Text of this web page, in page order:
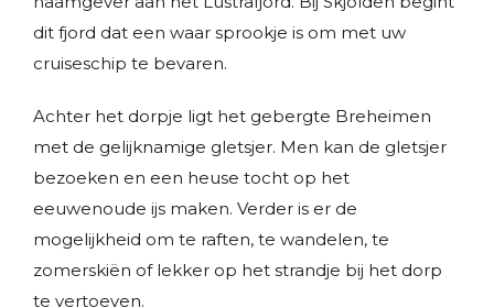
dit fjord dat een waar sprookje is om met uw
cruiseschip te bevaren.
Achter het dorpje ligt het gebergte Breheimen
met de gelijknamige gletsjer. Men kan de gletsjer
bezoeken en een heuse tocht op het
eeuwenoude ijs maken. Verder is er de
mogelijkheid om te raften, te wandelen, te
zomerskiën of lekker op het strandje bij het dorp
te vertoeven.